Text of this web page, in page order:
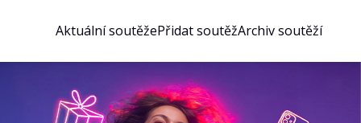
Aktuální soutěžePřidat soutěžArchiv soutěží